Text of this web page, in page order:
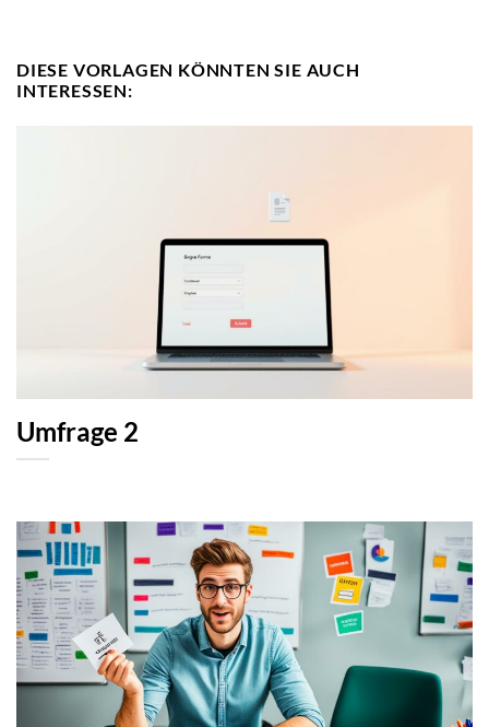
DIESE VORLAGEN KÖNNTEN SIE AUCH
INTERESSEN:
Umfrage 2